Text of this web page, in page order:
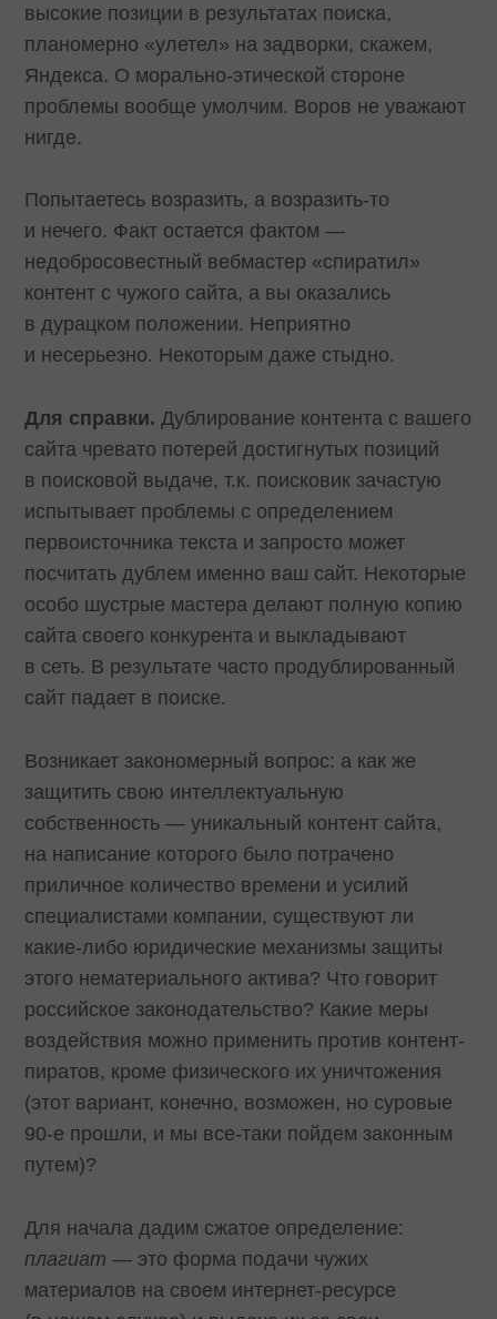
высокие позиции в результатах поиска,
планомерно «улетел» на задворки, скажем,
Яндекса. О морально-этической стороне
проблемы вообще умолчим. Воров не уважают
нигде.
Попытаетесь возразить, а возразить-то
и нечего. Факт остается фактом —
недобросовестный вебмастер «спиратил»
контент с чужого сайта, а вы оказались
в дурацком положении. Неприятно
и несерьезно. Некоторым даже стыдно.
Для справки. Дублирование контента с вашего
сайта чревато потерей достигнутых позиций
в поисковой выдаче, т.к. поисковик зачастую
испытывает проблемы с определением
первоисточника текста и запросто может
посчитать дублем именно ваш сайт. Некоторые
особо шустрые мастера делают полную копию
сайта своего конкурента и выкладывают
в сеть. В результате часто продублированный
сайт падает в поиске.
Возникает закономерный вопрос: а как же
защитить свою интеллектуальную
собственность — уникальный контент сайта,
на написание которого было потрачено
приличное количество времени и усилий
специалистами компании, существуют ли
какие-либо юридические механизмы защиты
этого нематериального актива? Что говорит
российское законодательство? Какие меры
воздействия можно применить против контент-
пиратов, кроме физического их уничтожения
(этот вариант, конечно, возможен, но суровые
90-е прошли, и мы все-таки пойдем законным
путем)?
Для начала дадим сжатое определение:
плагиат — это форма подачи чужих
материалов на своем интернет-ресурсе